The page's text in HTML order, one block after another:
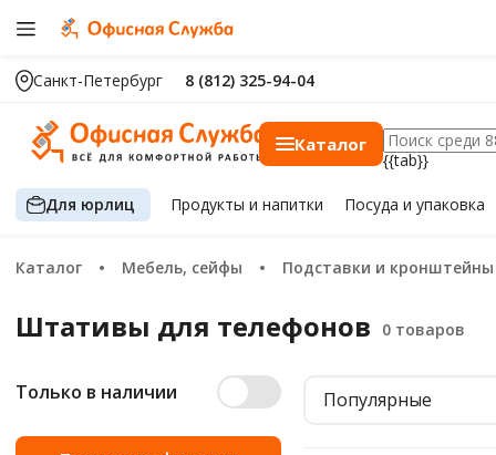
Санкт-Петербург 8 (812) 325-94-04
Каталог
{{tab}}
Для юрлиц Продуктыи напитки Посуда и упаковка
Каталог Мебель, сейфы Подставки и кронштейны
Штативы для телефонов
Только в наличии Популярные